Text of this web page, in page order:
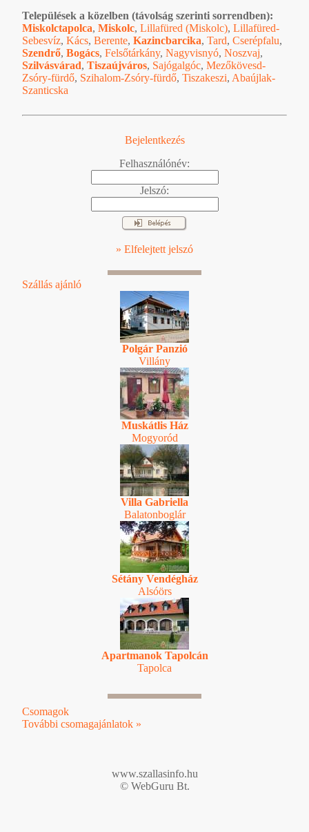
Települések a közelben (távolság szerinti sorrendben):
Miskolctapolca, Miskolc, Lillafüred (Miskolc), Lillafüred-
Sebesvíz, Kács, Berente, Kazincbarcika, Tard, Cserépfalu,
Szendrő, Bogács, Felsőtárkány, Nagyvisnyó, Noszvaj,
Szilvásvárad, Tiszaújváros, Sajógalgóc, Mezőkövesd-
Zsóry-fürdő, Szihalom-Zsóry-fürdő, Tiszakeszi, Abaújlak-
Szanticska
Bejelentkezés
Felhasználónév:
Jelszó:
» Elfelejtett jelszó
Szállás ajánló
Polgár Panzió
Villány
Muskátlis Ház
Mogyoród
Villa Gabriella
Balatonboglár
Sétány Vendégház
Alsóörs
Apartmanok Tapolcán
Tapolca
Csomagok
További csomagajánlatok »
www.szallasinfo.hu
© WebGuru Bt.